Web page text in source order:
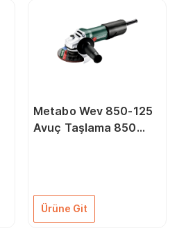
Metabo Wev 850-125
Avuç Taşlama 850
Ürüne Git